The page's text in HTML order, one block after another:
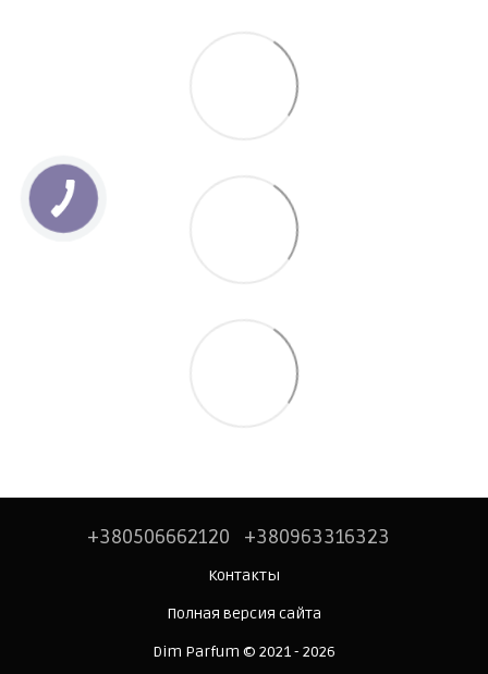
+380506662120 +380963316323
Контакты
Полная версия сайта
Dim Parfum © 2021 - 2026